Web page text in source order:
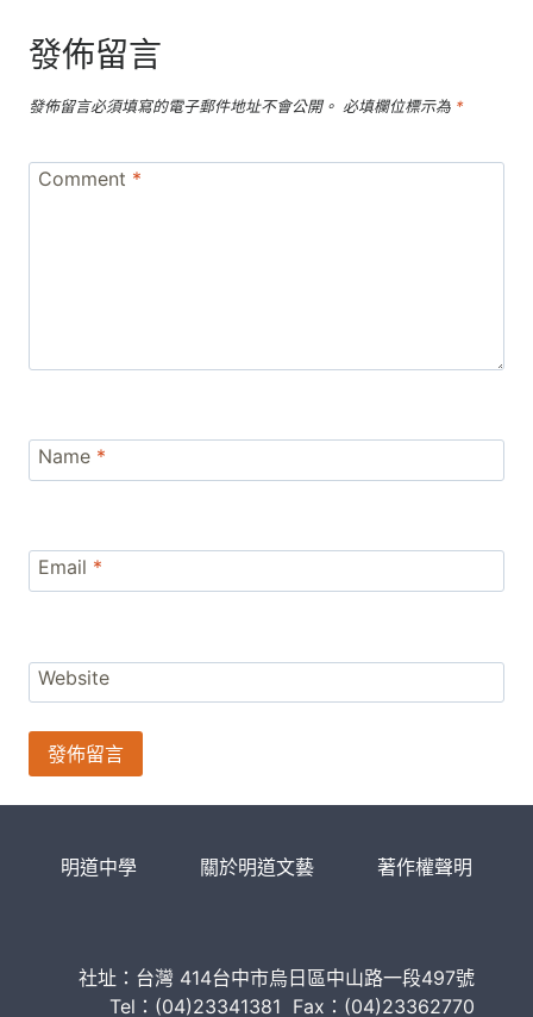
發佈留言
發佈留言必須填寫的電子郵件地址不會公開。 必填欄位標示為 *
Comment *
Name *
Email *
Website
明道中學 關於明道文藝 著作權聲明
社址：台灣 414台中市烏日區中山路一段497號
Tel：(04)23341381 Fax：(04)23362770